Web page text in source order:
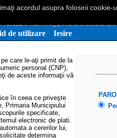
- Taxe şi
de utilizare Iesire
care le-aţi primit de la
personal (CNP),
de aceste informaţii vă
în ceea ce priveşte
Primaria Municipiului
specificate,
electronic de plati.
a cererilor lui,
determina
acordul asupra folosirii cookie-